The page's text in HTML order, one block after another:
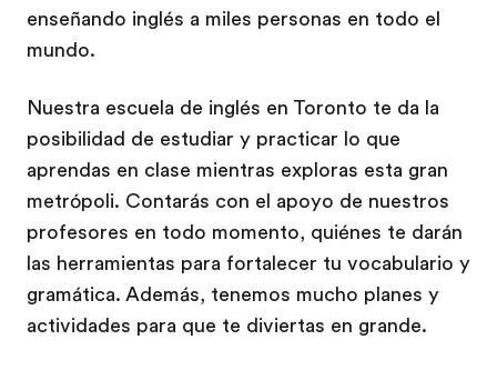
enseñando inglés a miles personas en todo el
mundo.
Nuestra escuela de inglés en Toronto te da la
posibilidad de estudiar y practicar lo que
aprendas en clase mientras exploras esta gran
metrópoli. Contarás con el apoyo de nuestros
profesores en todo momento, quiénes te darán
las herramientas para fortalecer tu vocabulario y
gramática. Además, tenemos mucho planes y
actividades para que te diviertas en grande.